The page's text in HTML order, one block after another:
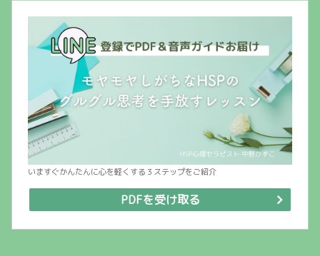
いますぐかんたんに心を軽くする３ステップをご紹介
PDFを受け取る